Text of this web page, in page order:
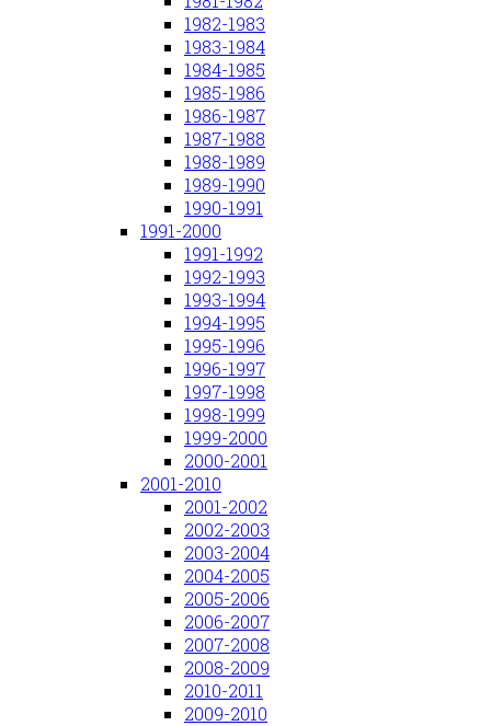
1982-1983
1983-1984
1984-1985
1985-1986
1986-1987
1987-1988
1988-1989
1989-1990
1990-1991
1991-2000
1991-1992
1992-1993
1993-1994
1994-1995
1995-1996
1996-1997
1997-1998
1998-1999
1999-2000
2000-2001
2001-2010
2001-2002
2002-2003
2003-2004
2004-2005
2005-2006
2006-2007
2007-2008
2008-2009
2010-2011
2009-2010